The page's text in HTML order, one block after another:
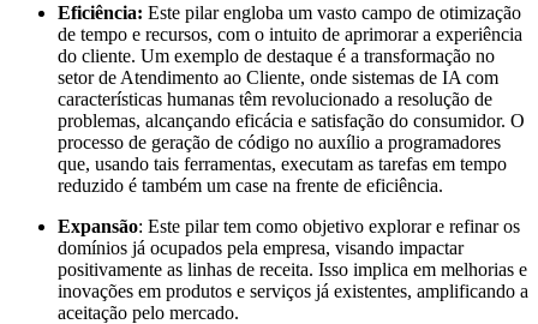
Eficiência: Este pilar engloba um vasto campo de otimização
de tempo e recursos, com o intuito de aprimorar a experiência
do cliente. Um exemplo de destaque é a transformação no
setor de Atendimento ao Cliente, onde sistemas de IA com
características humanas têm revolucionado a resolução de
problemas, alcançando eficácia e satisfação do consumidor. O
processo de geração de código no auxílio a programadores
que, usando tais ferramentas, executam as tarefas em tempo
reduzido é também um case na frente de eficiência.
Expansão: Este pilar tem como objetivo explorar e refinar os
domínios já ocupados pela empresa, visando impactar
positivamente as linhas de receita. Isso implica em melhorias e
inovações em produtos e serviços já existentes, amplificando a
aceitação pelo mercado.